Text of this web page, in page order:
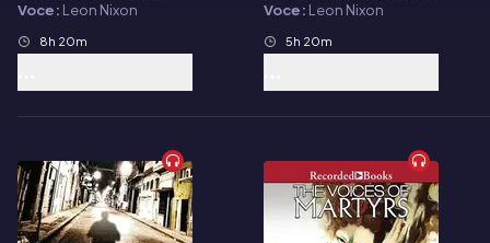
Voce: Leon Nixon
8h 20m
Voce: Leon Nixon
5h 20m